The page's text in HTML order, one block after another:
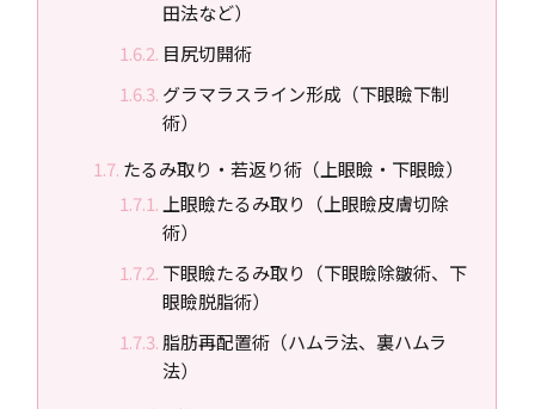
田法など）
目尻切開術
グラマラスライン形成（下眼瞼下制
術）
たるみ取り・若返り術（上眼瞼・下眼瞼）
上眼瞼たるみ取り（上眼瞼皮膚切除
術）
下眼瞼たるみ取り（下眼瞼除皺術、下
眼瞼脱脂術）
脂肪再配置術（ハムラ法、裏ハムラ
法）